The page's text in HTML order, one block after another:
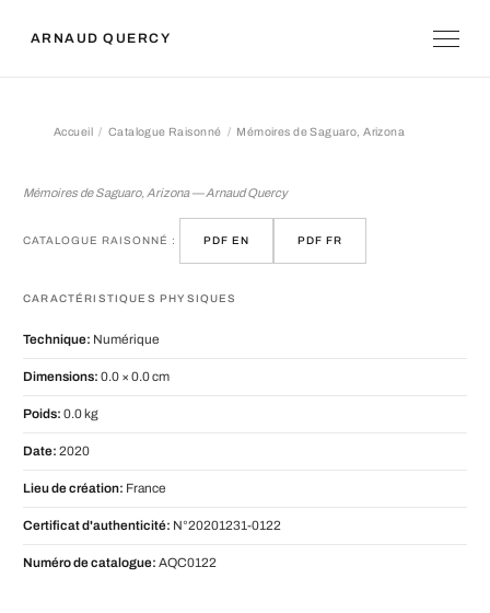
ARNAUD QUERCY
Accueil Catalogue Raisonné Mémoires de Saguaro, Arizona
Mémoires de Saguaro, Arizona — Arnaud Quercy
CATALOGUE RAISONNÉ : PDF EN PDF FR
CARACTÉRISTIQUES PHYSIQUES
Technique: Numérique
Dimensions: 0.0 × 0.0 cm
Poids: 0.0 kg
Date: 2020
Lieu de création: France
Certificat d'authenticité: N°20201231-0122
Numéro de catalogue: AQC0122